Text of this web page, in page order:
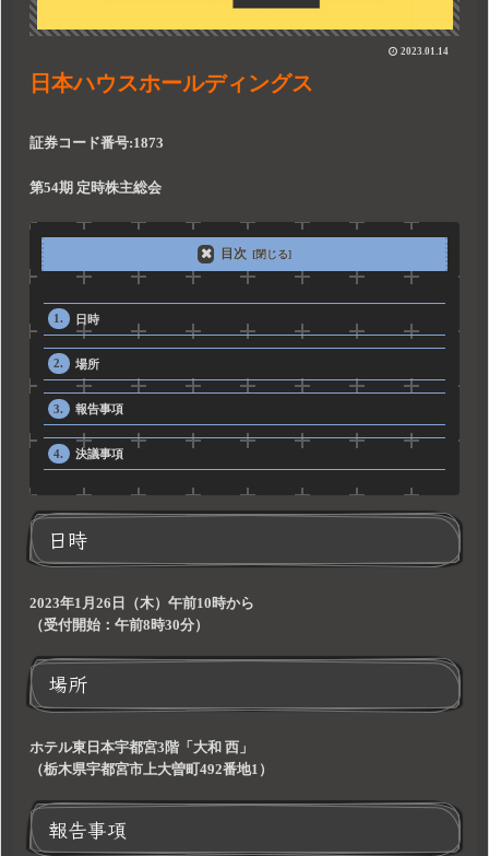
2023.01.14
日本ハウスホールディングス
証券コード番号:1873
第54期 定時株主総会
目次
日時
場所
報告事項
決議事項
日時
2023年1月26日（木）午前10時から
（受付開始：午前8時30分）
場所
ホテル東日本宇都宮3階「大和 西」
（栃木県宇都宮市上大曽町492番地1）
報告事項